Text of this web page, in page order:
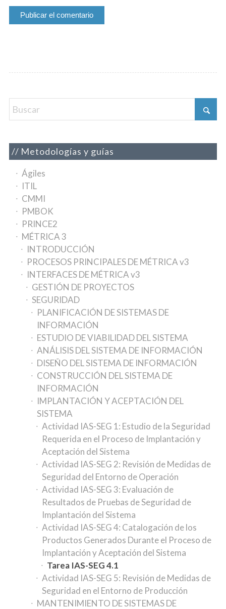
Metodologías y guías
Ágiles
ITIL
CMMI
PMBOK
PRINCE2
MÉTRICA 3
INTRODUCCIÓN
PROCESOS PRINCIPALES DE MÉTRICA v3
INTERFACES DE MÉTRICA v3
GESTIÓN DE PROYECTOS
SEGURIDAD
PLANIFICACIÓN DE SISTEMAS DE
INFORMACIÓN
ESTUDIO DE VIABILIDAD DEL SISTEMA
ANÁLISIS DEL SISTEMA DE INFORMACIÓN
DISEÑO DEL SISTEMA DE INFORMACIÓN
CONSTRUCCIÓN DEL SISTEMA DE
INFORMACIÓN
IMPLANTACIÓN Y ACEPTACIÓN DEL
SISTEMA
Actividad IAS-SEG 1: Estudio de la Seguridad
Requerida en el Proceso de Implantación y
Aceptación del Sistema
Actividad IAS-SEG 2: Revisión de Medidas de
Seguridad del Entorno de Operación
Actividad IAS-SEG 3: Evaluación de
Resultados de Pruebas de Seguridad de
Implantación del Sistema
Actividad IAS-SEG 4: Catalogación de los
Productos Generados Durante el Proceso de
Implantación y Aceptación del Sistema
Tarea IAS-SEG 4.1
Actividad IAS-SEG 5: Revisión de Medidas de
Seguridad en el Entorno de Producción
MANTENIMIENTO DE SISTEMAS DE